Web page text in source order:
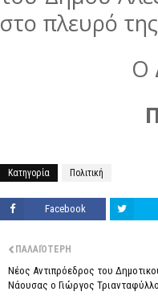
στο πλευρό
Ο
Κατηγορία Πολιτική
Facebook
ΠΑΛΑΙΌΤΕΡΗ
Νέος Αντιπρόεδρος του
Νάουσας ο Γιώργος